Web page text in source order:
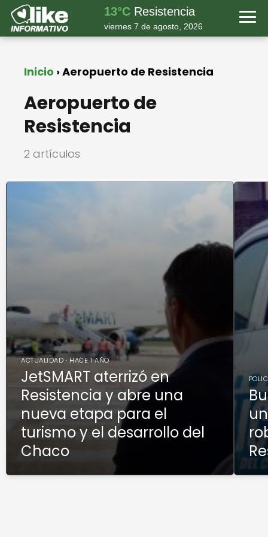
13°CResistencia
viernes 7 de agosto, 2026
Inicio Aeropuerto de Resistencia
Aeropuerto de
Resistencia
2 artículos
ACTUALIDAD · HACE 1 AÑO
JetSMART aterrizó en
Resistencia y abre una
nueva etapa para el
turismo y el desarrollo del
Chaco